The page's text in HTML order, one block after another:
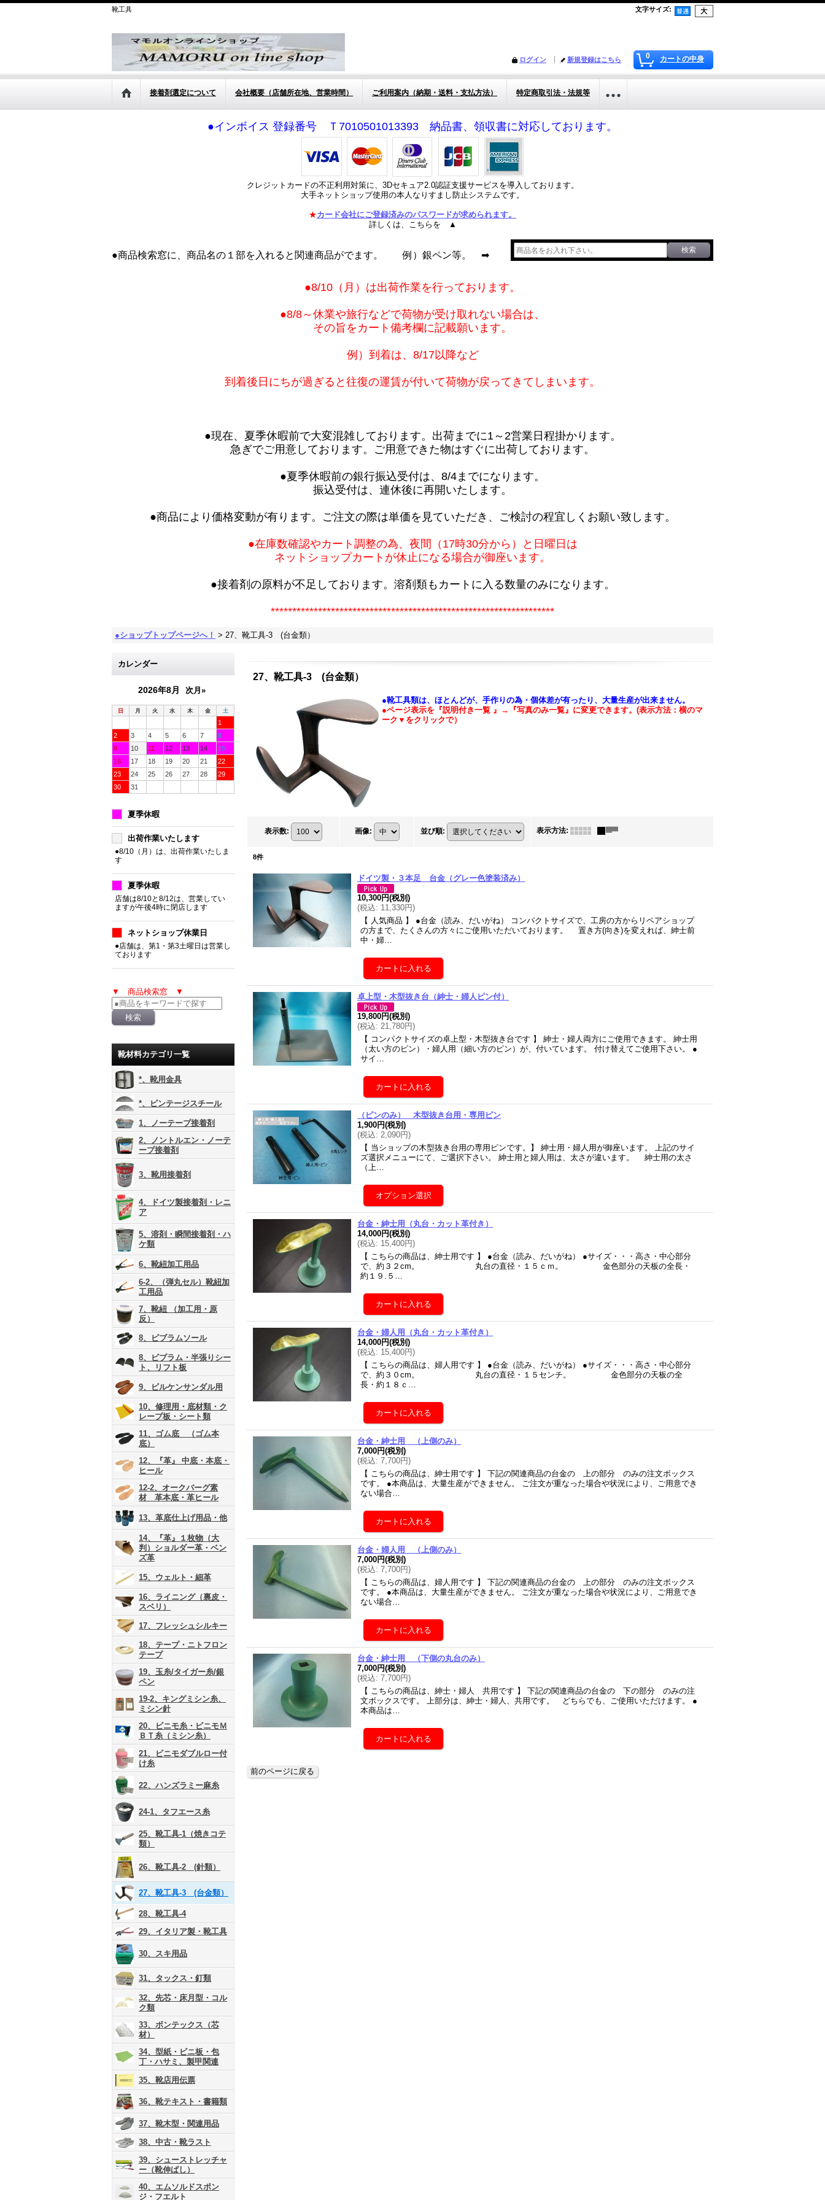
靴工具 文字サイズ:
0 カートの中身
ログイン 新規登録はこちら
接着剤選定について 会社概要（店舗所在地、営業時間） ご利用案内（納期・送料・支払方法） 特定商取引法・法規等
●インボイス 登録番号 Ｔ7010501013393 納品書、領収書に対応しております。
クレジットカードの不正利用対策に、3Dセキュア2.0認証支援サービスを導入しております。
大手ネットショップ使用の本人なりすまし防止システムです。
★カード会社にご登録済みのパスワードが求められます。
詳しくは、こちらを ▲
●商品検索窓に、商品名の１部を入れると関連商品がでます。 例）銀ペン等。 ➡
●8/10（月）は出荷作業を行っております。
●8/8～休業や旅行などで荷物が受け取れない場合は、
その旨をカート備考欄に記載願います。
例）到着は、8/17以降など
到着後日にちが過ぎると往復の運賃が付いて荷物が戻ってきてしまいます。
●現在、夏季休暇前で大変混雑しております。出荷までに1～2営業日程掛かります。
急ぎでご用意しております。ご用意できた物はすぐに出荷しております。
●夏季休暇前の銀行振込受付は、8/4までになります。
振込受付は、連休後に再開いたします。
●商品により価格変動が有ります。ご注文の際は単価を見ていただき、ご検討の程宜しくお願い致します。
●在庫数確認やカート調整の為、夜間（17時30分から）と日曜日は
ネットショップカートが休止になる場合が御座います。
●接着剤の原料が不足しております。溶剤類もカートに入る数量のみになります。
******************************************************************
●ショップトップページへ！ > 27、靴工具-3 (台金類）
カレンダー
2026年8月 次月»
日 月 火 水 木 金 土
1
2
3 4 5 6 7
8
9
10 11 12 13 14
15
16
17 18 19 20 21
22
23
24 25 26 27 28
29
30
31
夏季休暇
出荷作業いたします
●8/10（月）は、出荷作業いたしま
す
夏季休暇
店舗は8/10と8/12は、営業してい
ますが午後4時に閉店します
ネットショップ休業日
●店舗は、第1・第3土曜日は営業し
ております
▼ 商品検索窓 ▼
靴材料カテゴリ一覧
*、靴用金具
*、ビンテージスチール
1、ノーテープ接着剤
2、ノントルエン・ノーテ
ープ接着剤
3、靴用接着剤
4、ドイツ製接着剤・レニ
ア
5、溶剤・瞬間接着剤・ハ
ケ類
6、靴紐加工用品
6-2、（弾丸セル）靴紐加
工用品
7、靴紐 （加工用・原
反）
8、ビブラムソール
8、ビブラム・半張りシー
ト、リフト板
9、ビルケンサンダル用
10、修理用・底材類・ク
レープ板・シート類
11、ゴム底 （ゴム本
底）
12、『革』 中底・本底・
ヒール
12-2、オークバーグ素
材 革本底・革ヒール
13、革底仕上げ用品・他
14、『革』１枚物（大
判）ショルダー革・ベン
ズ革
15、ウェルト・細革
16、ライニング（裏皮・
スベリ）
17、フレッシュシルキー
18、テープ・ニトフロン
テープ
19、玉糸/タイガー糸/銀
ペン
19-2、キングミシン糸、
ミシン針
20、ビニモ糸・ビニモＭ
ＢＴ糸（ミシン糸）
21、ビニモダブルロー付
け糸
22、ハンズラミー麻糸
24-1、タフエース糸
25、靴工具-1（焼きコテ
類）
26、靴工具-2 (針類）
27、靴工具-3 (台金類）
28、靴工具-4
29、イタリア製・靴工具
30、スキ用品
31、タックス・釘類
32、先芯・床月型・コル
ク類
33、ボンテックス（芯
材）
34、型紙・ビニ板・包
丁・ハサミ、製甲関連
35、靴店用伝票
36、靴テキスト・書籍類
37、靴木型・関連用品
38、中古・靴ラスト
39、シューストレッチャ
ー（靴伸ばし）
40、エムソルドスポン
ジ・フエルト
27、靴工具-3 (台金類）
●靴工具類は、ほとんどが、手作りの為・個体差が有ったり、大量生産が出来ません。
●ページ表示を『説明付き一覧 』→『写真のみ一覧』に変更できます。(表示方法：横のマ
ーク▼をクリックで）
表示数: 画像: 並び順: 表示方法:
8件
ドイツ製・３本足 台金（グレー色塗装済み）
10,300円(税別)
(税込: 11,330円)
【 人気商品 】 ●台金（読み、だいがね） コンパクトサイズで、工房の方からリペアショップ
の方まで、たくさんの方々にご使用いただいております。 置き方(向き)を変えれば、紳士前
中・婦…
卓上型・木型抜き台（紳士・婦人ピン付）
19,800円(税別)
(税込: 21,780円)
【 コンパクトサイズの卓上型・木型抜き台です 】 紳士・婦人両方にご使用できます。 紳士用
（太い方のピン）・婦人用（細い方のピン）が、付いています。 付け替えてご使用下さい。 ●
サイ…
（ピンのみ） 木型抜き台用・専用ピン
1,900円(税別)
(税込: 2,090円)
【 当ショップの木型抜き台用の専用ピンです。】 紳士用・婦人用が御座います。 上記のサイ
ズ選択メニューにて、ご選択下さい。 紳士用と婦人用は、太さが違います。 紳士用の太さ
（上…
台金・紳士用（丸台・カット革付き）
14,000円(税別)
(税込: 15,400円)
【 こちらの商品は、紳士用です 】 ●台金（読み、だいがね） ●サイズ・・・高さ・中心部分
で、約３２cm。 丸台の直径・１５ｃｍ。 金色部分の天板の全長・
約１９.５…
台金・婦人用（丸台・カット革付き）
14,000円(税別)
(税込: 15,400円)
【 こちらの商品は、婦人用です 】 ●台金（読み、だいがね） ●サイズ・・・高さ・中心部分
で、約３０cm。 丸台の直径・１５センチ。 金色部分の天板の全
長・約１８ｃ…
台金・紳士用 （上側のみ）
7,000円(税別)
(税込: 7,700円)
【 こちらの商品は、紳士用です 】 下記の関連商品の台金の 上の部分 のみの注文ボックス
です。 ●本商品は、大量生産ができません。 ご注文が重なった場合や状況により、ご用意でき
ない場合…
台金・婦人用 （上側のみ）
7,000円(税別)
(税込: 7,700円)
【 こちらの商品は、婦人用です 】 下記の関連商品の台金の 上の部分 のみの注文ボックス
です。 ●本商品は、大量生産ができません。 ご注文が重なった場合や状況により、ご用意でき
ない場合…
台金・紳士用 （下側の丸台のみ）
7,000円(税別)
(税込: 7,700円)
【 こちらの商品は、紳士・婦人 共用です 】 下記の関連商品の台金の 下の部分 のみの注
文ボックスです。 上部分は、紳士・婦人、共用です。 どちらでも、ご使用いただけます。 ●
本商品は…